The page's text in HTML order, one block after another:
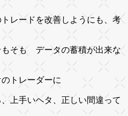
レードを改善しようにも、考
もそも データの蓄積が出来な
のトレーダーに
上手いヘタ、正しい間違って